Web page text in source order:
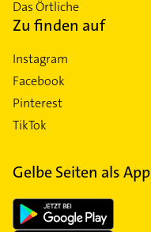
Das Örtliche
Zu finden auf
Instagram
Facebook
Pinterest
TikTok
Gelbe Seiten als App